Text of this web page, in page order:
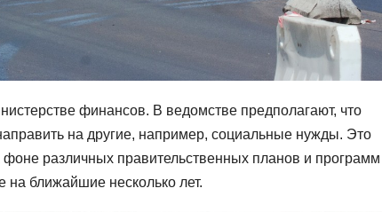
финансов. В ведомстве предполагают, что
на другие, например, социальные нужды. Это
различных правительственных планов и
на ближайшие несколько лет.